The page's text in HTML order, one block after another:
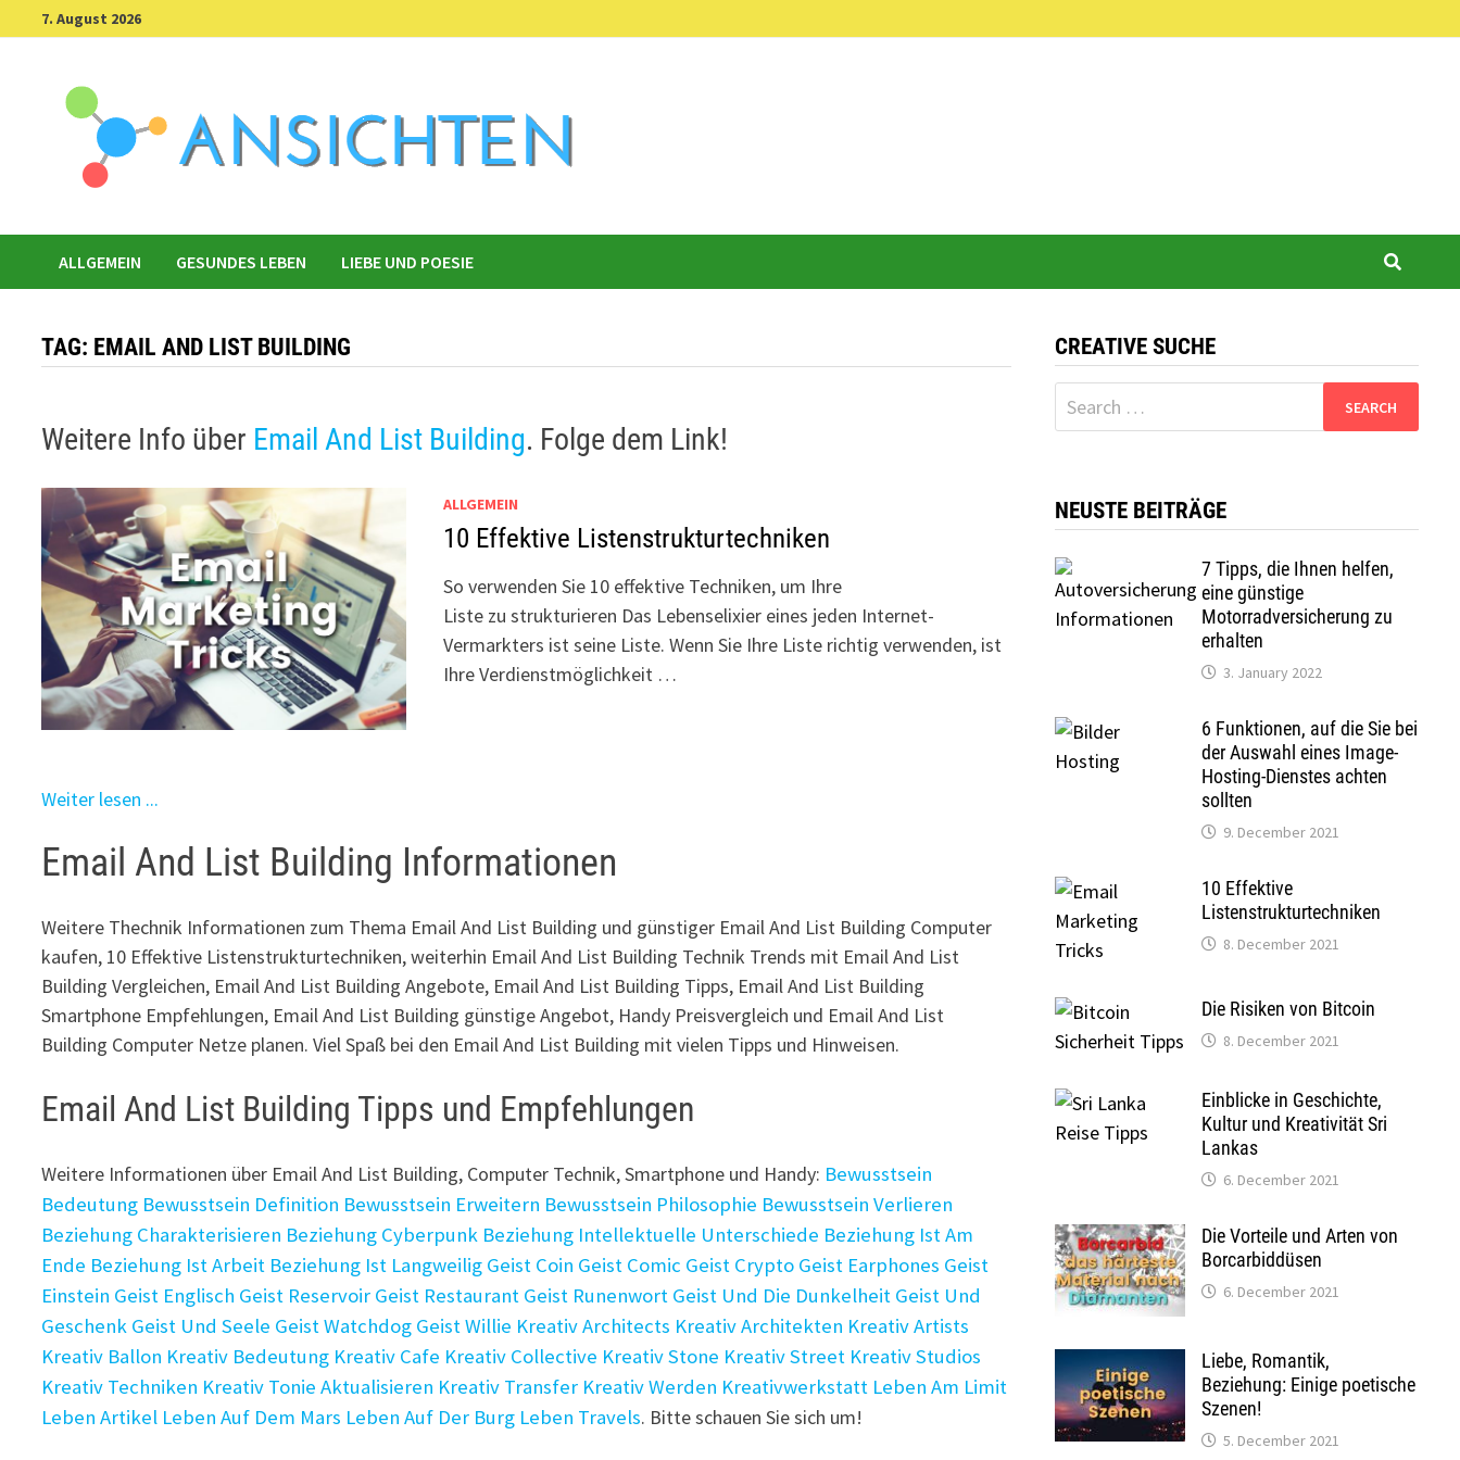
to
7. August 2026
ALLGEMEIN GESUNDES LEBEN LIEBE UND POESIE
TAG: EMAIL AND LIST BUILDING
Weitere Info über Email And List Building. Folge dem Link!
ALLGEMEIN
10 Effektive Listenstrukturtechniken
So verwenden Sie 10 effektive Techniken, um Ihre
Liste zu strukturieren Das Lebenselixier eines jeden Internet-
Vermarkters ist seine Liste. Wenn Sie Ihre Liste richtig verwenden, ist
Ihre Verdienstmöglichkeit …
Weiter lesen ...
Email And List Building Informationen
Weitere Thechnik Informationen zum Thema Email And List Building und günstiger Email And List Building Computer
kaufen, 10 Effektive Listenstrukturtechniken, weiterhin Email And List Building Technik Trends mit Email And List
Building Vergleichen, Email And List Building Angebote, Email And List Building Tipps, Email And List Building
Smartphone Empfehlungen, Email And List Building günstige Angebot, Handy Preisvergleich und Email And List
Building Computer Netze planen. Viel Spaß bei den Email And List Building mit vielen Tipps und Hinweisen.
Email And List Building Tipps und Empfehlungen
Weitere Informationen über Email And List Building, Computer Technik, Smartphone und Handy: Bewusstsein
Bedeutung Bewusstsein Definition Bewusstsein Erweitern Bewusstsein Philosophie Bewusstsein Verlieren
Beziehung Charakterisieren Beziehung Cyberpunk Beziehung Intellektuelle Unterschiede Beziehung Ist Am
Ende Beziehung Ist Arbeit Beziehung Ist Langweilig Geist Coin Geist Comic Geist Crypto Geist Earphones Geist
Einstein Geist Englisch Geist Reservoir Geist Restaurant Geist Runenwort Geist Und Die Dunkelheit Geist Und
Geschenk Geist Und Seele Geist Watchdog Geist Willie Kreativ Architects Kreativ Architekten Kreativ Artists
Kreativ Ballon Kreativ Bedeutung Kreativ Cafe Kreativ Collective Kreativ Stone Kreativ Street Kreativ Studios
Kreativ Techniken Kreativ Tonie Aktualisieren Kreativ Transfer Kreativ Werden Kreativwerkstatt Leben Am Limit
Leben Artikel Leben Auf Dem Mars Leben Auf Der Burg Leben Travels. Bitte schauen Sie sich um!
CREATIVE SUCHE
Search
for:
NEUSTE BEITRÄGE
7 Tipps, die Ihnen helfen,
eine günstige
Motorradversicherung zu
erhalten
3. January 2022
6 Funktionen, auf die Sie bei
der Auswahl eines Image-
Hosting-Dienstes achten
sollten
9. December 2021
10 Effektive
Listenstrukturtechniken
8. December 2021
Die Risiken von Bitcoin
8. December 2021
Einblicke in Geschichte,
Kultur und Kreativität Sri
Lankas
6. December 2021
Die Vorteile und Arten von
Borcarbiddüsen
6. December 2021
Liebe, Romantik,
Beziehung: Einige poetische
Szenen!
5. December 2021